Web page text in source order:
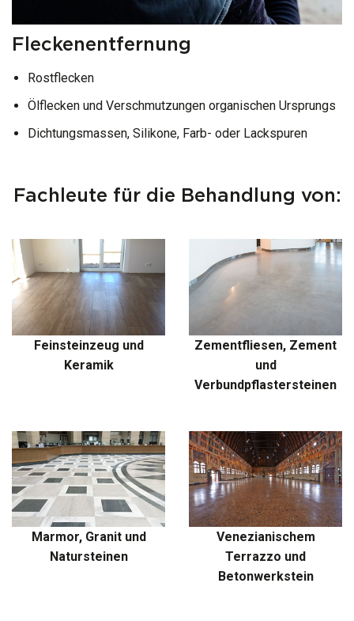
Fleckenentfernung
Rostflecken
Ölflecken und Verschmutzungen organischen Ursprungs
Dichtungsmassen, Silikone, Farb- oder Lackspuren
Fachleute für die Behandlung von:
Feinsteinzeug und
Keramik
Zementfliesen, Zement
und
Verbundpflastersteinen
Marmor, Granit und
Natursteinen
Venezianischem
Terrazzo und
Betonwerkstein